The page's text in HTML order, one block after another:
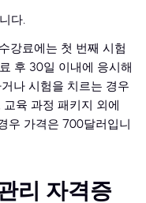
다.
강료에는 첫 번째 시험
후 30일 이내에 응시해
나 시험을 치르는 경우
육 과정 패키지 외에
우 가격은 700달러입니
리 자격증